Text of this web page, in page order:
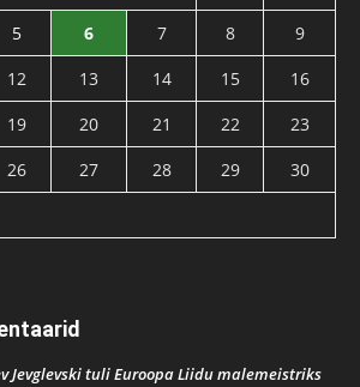
5 6 7 8
9
12 13 14 15
16
19 20 21 22
23
26 27 28 29
30
Jevglevski tuli Euroopa Liidu malemeistriks